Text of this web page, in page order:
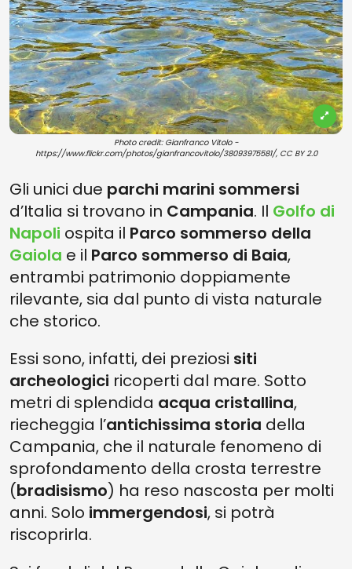
Photo credit: Gianfranco Vitolo -
https://www.flickr.com/photos/gianfrancovitolo/38093975581/, CC BY 2.0
Gli unici due parchi marini sommersi
d’Italia si trovano in Campania. Il Golfo di
Napoli ospita il Parco sommerso della
Gaiola e il Parco sommerso di Baia,
entrambi patrimonio doppiamente
rilevante, sia dal punto di vista naturale
che storico.
Essi sono, infatti, dei preziosi siti
archeologici ricoperti dal mare. Sotto
metri di splendida acqua cristallina,
riecheggia l’antichissima storia della
Campania, che il naturale fenomeno di
sprofondamento della crosta terrestre
(bradisismo) ha reso nascosta per molti
anni. Solo immergendosi, si potrà
riscoprirla.